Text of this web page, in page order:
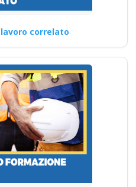
lavoro
81/2008:
Virtuale
sulla
per…
correlato